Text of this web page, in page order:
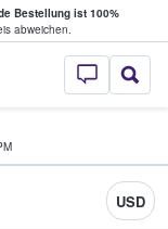
Bestellung ist 100%
abweichen.
- Wo
USD